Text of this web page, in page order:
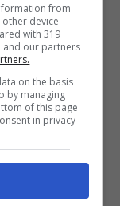
e si
il bel
from
device
with 319
and our partners
on the basis
by managing
of this page
in privacy